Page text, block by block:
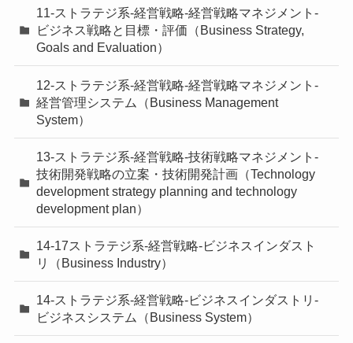
11-ストラテジ系-経営戦略-経営戦略マネジメント-
ビジネス戦略と目標・評価（Business Strategy,
Goals and Evaluation）
12-ストラテジ系-経営戦略-経営戦略マネジメント-
経営管理システム（Business Management
System）
13-ストラテジ系-経営戦略-技術戦略マネジメント-
技術開発戦略の立案・技術開発計画（Technology
development strategy planning and technology
development plan）
14-17ストラテジ系-経営戦略-ビジネスインダスト
リ（Business Industry）
14-ストラテジ系-経営戦略-ビジネスインダストリ-
ビジネスシステム（Business System）